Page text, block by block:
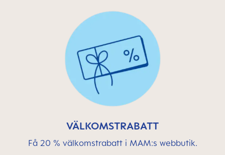
VÄLKOMSTRABATT
Få 20 % välkomstrabatt i MAM:s webbutik.